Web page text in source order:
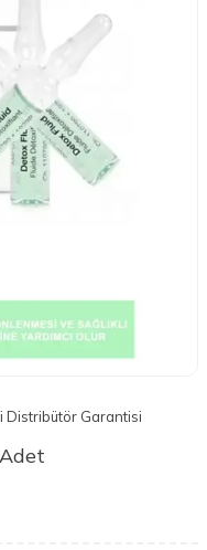
Distribütör Garantisi